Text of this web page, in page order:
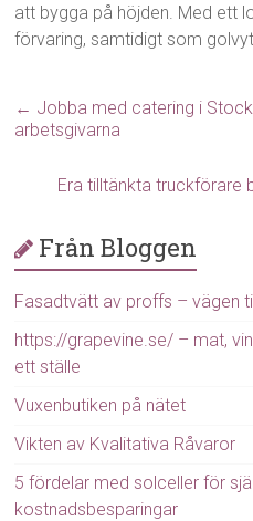
att bygga på höjden. Med ett
förvaring, samtidigt som
← Jobba med catering i
arbetsgivarna
Era tilltänkta truckförare
Från Bloggen
Fasadtvätt av proffs – vägen
https://grapevine.se/ – mat,
ett ställe
Vuxenbutiken på nätet
Vikten av Kvalitativa Råvaror
5 fördelar med solceller för
kostnadsbesparingar